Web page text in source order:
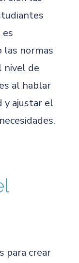
las normas
nivel de
al hablar
y ajustar el
para crear